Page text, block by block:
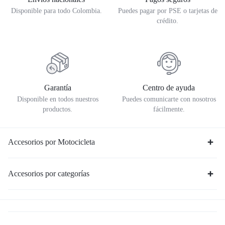
Disponible para todo Colombia.
Puedes pagar por PSE o tarjetas de
crédito.
Garantía
Disponible en todos nuestros
productos.
Centro de ayuda
Puedes comunicarte con nosotros
fácilmente.
Accesorios por Motocicleta
Accesorios por categorías